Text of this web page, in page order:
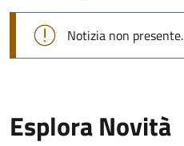
Notizia non presente.
Esplora Novità